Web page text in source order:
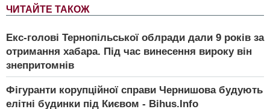
ЧИТАЙТЕ ТАКОЖ
Екс-голові Тернопільської облради дали 9 років за
отримання хабара. Під час винесення вироку він
знепритомнів
Фігуранти корупційної справи Чернишова будують
елітні будинки під Києвом - Bihus.Info